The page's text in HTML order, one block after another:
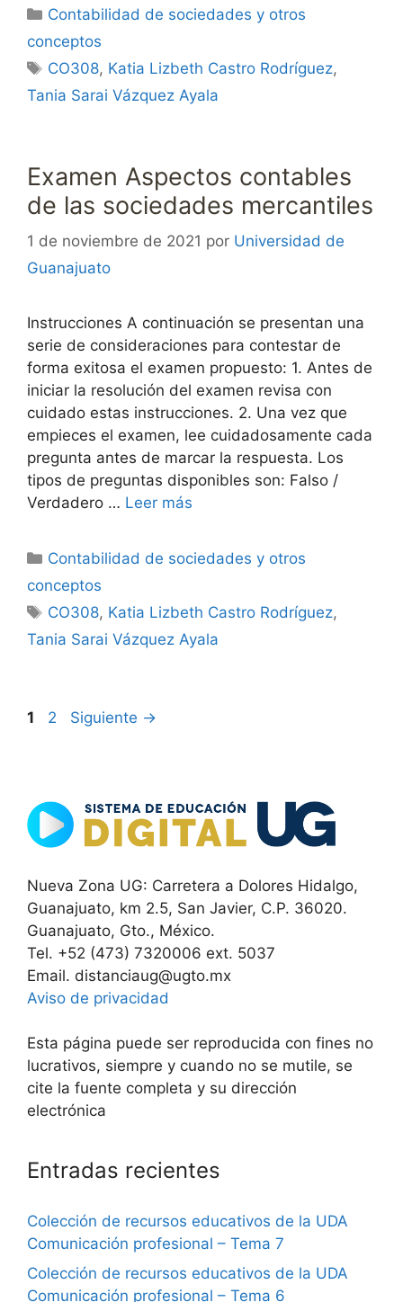
Categorías
Contabilidad de sociedades y otros
conceptos
Etiquetas
CO308, Katia Lizbeth Castro Rodríguez,
Tania Sarai Vázquez Ayala
Examen Aspectos contables
de las sociedades mercantiles
1 de noviembre de 2021 por Universidad de
Guanajuato
Instrucciones A continuación se presentan una
serie de consideraciones para contestar de
forma exitosa el examen propuesto: 1. Antes de
iniciar la resolución del examen revisa con
cuidado estas instrucciones. 2. Una vez que
empieces el examen, lee cuidadosamente cada
pregunta antes de marcar la respuesta. Los
tipos de preguntas disponibles son: Falso /
Verdadero … Leer más
Categorías
Contabilidad de sociedades y otros
conceptos
Etiquetas
CO308, Katia Lizbeth Castro Rodríguez,
Tania Sarai Vázquez Ayala
Página
1 Página
2 Siguiente →
Nueva Zona UG: Carretera a Dolores Hidalgo,
Guanajuato, km 2.5, San Javier, C.P. 36020.
Guanajuato, Gto., México.
Tel. +52 (473) 7320006 ext. 5037
Email. distanciaug@ugto.mx
Aviso de privacidad
Esta página puede ser reproducida con fines no
lucrativos, siempre y cuando no se mutile, se
cite la fuente completa y su dirección
electrónica
Entradas recientes
Colección de recursos educativos de la UDA
Comunicación profesional – Tema 7
Colección de recursos educativos de la UDA
Comunicación profesional – Tema 6